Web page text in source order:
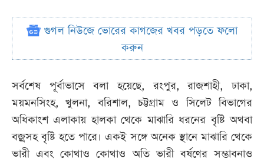
গুগল নিউজে ভোরের কাগজের খবর পড়তে ফলো
করুন
সর্বশেষ পূর্বাভাসে বলা হয়েছে, রংপুর, রাজশাহী, ঢাকা,
ময়মনসিংহ, খুলনা, বরিশাল, চট্টগ্রাম ও সিলেট বিভাগের
অধিকাংশ এলাকায় হালকা থেকে মাঝারি ধরনের বৃষ্টি অথবা
বজ্রসহ বৃষ্টি হতে পারে। একই সঙ্গে অনেক স্থানে মাঝারি থেকে
ভারী এবং কোথাও কোথাও অতি ভারী বর্ষণের সম্ভাবনাও